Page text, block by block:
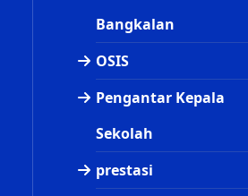
Bangkalan
OSIS
Pengantar Kepala
Sekolah
prestasi